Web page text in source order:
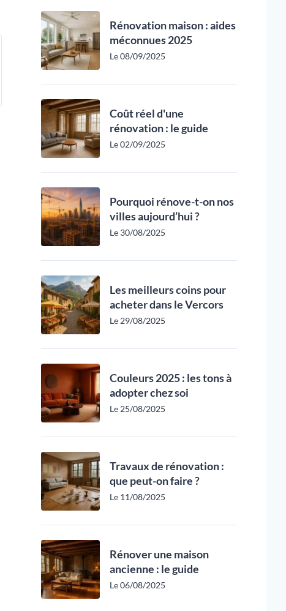
Rénovation maison : aides
méconnues 2025
Le 08/09/2025
Coût réel d'une
rénovation : le guide
Le 02/09/2025
Pourquoi rénove-t-on nos
villes aujourd’hui ?
Le 30/08/2025
Les meilleurs coins pour
acheter dans le Vercors
Le 29/08/2025
Couleurs 2025 : les tons à
adopter chez soi
Le 25/08/2025
Travaux de rénovation :
que peut-on faire ?
Le 11/08/2025
Rénover une maison
ancienne : le guide
Le 06/08/2025